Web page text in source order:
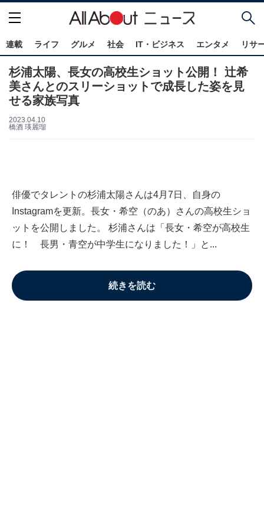
連載 ライフ グルメ 社会 IT・ビジネス エンタメ リサ
杉浦太陽、長女の高校生ショット公開！ 辻希
美さんとのスリーショットで成長した姿を見
せる家族写真
2023.04.10
橋酒 瑛麗瑠
俳優でタレントの杉浦太陽さんは4月7日、自身の
Instagramを更新。長女・希空（のあ）さんの高校生ショ
ットを公開しました。 杉浦さんは「長女・希空が高校生
に！ 長男・青空が中学生になりました！」と...
続きを読む